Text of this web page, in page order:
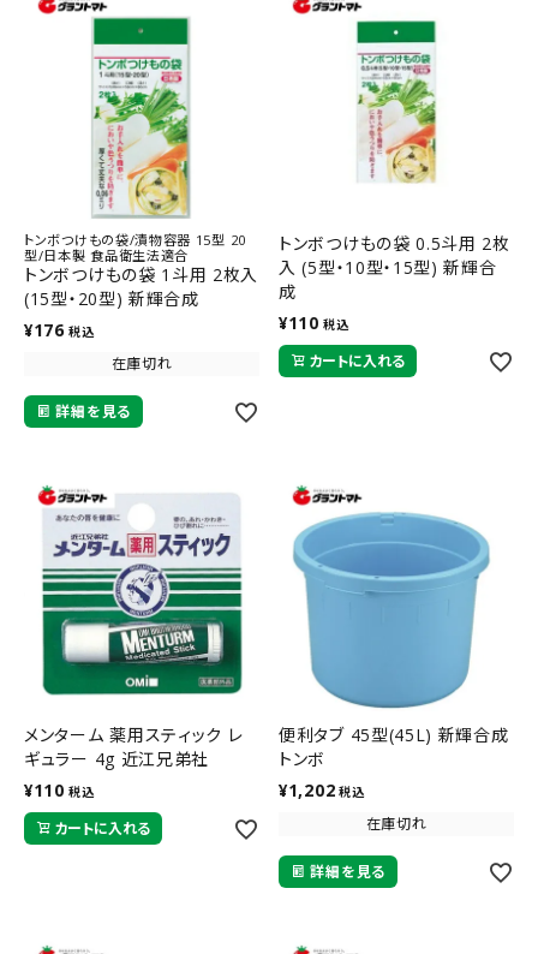
トンボつけもの袋/漬物容器 15型 20
型/日本製 食品衛生法適合
トンボつけもの袋 1斗用 2枚入
(15型・20型) 新輝合成
¥176 税込
在庫切れ
詳細を見る
トンボつけもの袋 0.5斗用 2枚
入 (5型・10型・15型) 新輝合
成
¥110 税込
カートに入れる
メンターム 薬用スティック レ
ギュラー 4g 近江兄弟社
¥110 税込
カートに入れる
便利タブ 45型(45L) 新輝合成
トンボ
¥1,202 税込
在庫切れ
詳細を見る